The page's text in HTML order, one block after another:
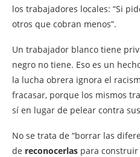
los trabajadores locales: “Si
otros que cobran menos”.
Un trabajador blanco tiene
negro no tiene. Eso es un
la lucha obrera ignora el
fracasar, porque los mismos
sí en lugar de pelear contra
No se trata de “borrar las
de reconocerlas para